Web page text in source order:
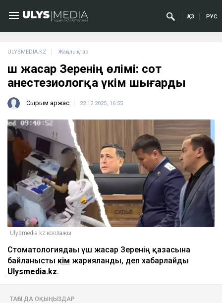
ҚАЗ РУС
ULYSMEDIA.KZ Жаңалықтар
Үш жасар Зеренің өлімі: сот
анестезиологқа үкім шығарды
Сырым Қаржас 22.12.2025, 16:55
Ulysmedia.kz коллажы
Стоматологиядағы үш жасар Зеренің қазасына
байланысты үкім жарияланды, деп хабарлайды
Ulysmedia.kz.
ТАҒЫ ДА ОҚЫҢЫЗДАР